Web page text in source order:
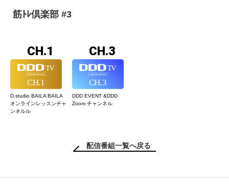
筋ﾄﾚ倶楽部 #3
CH.1
D.studio BAILA BAILA
オンラインレッスンチャ
ンネルル
CH.3
DDD EVENT &DDD
Zoom チャンネル
配信番組一覧へ戻る